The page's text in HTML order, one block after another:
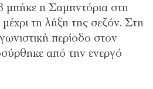
μπήκε η Σαμπντόρια στη
τη λήξη της σεζόν. Στη
περίοδο στον
από την ενεργό